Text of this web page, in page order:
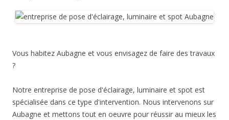
Vous habitez Aubagne et vous envisagez de faire des travaux
?
Notre entreprise de pose d'éclairage, luminaire et spot est
spécialisée dans ce type d'intervention. Nous intervenons sur
Aubagne et mettons tout en oeuvre pour réussir au mieux les